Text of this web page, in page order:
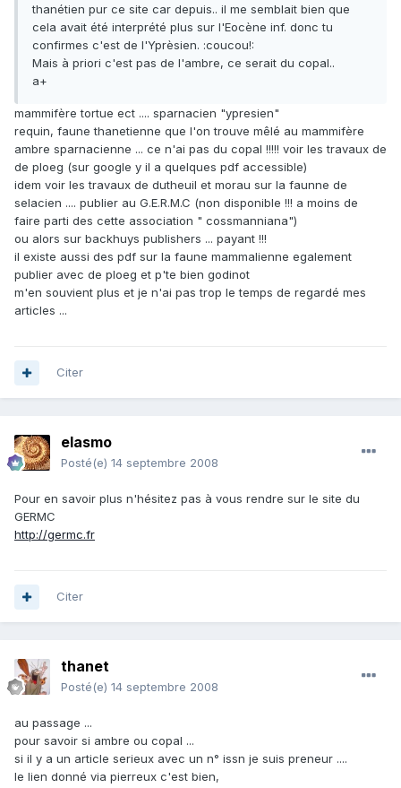
thanétien pur ce site car depuis.. il me semblait bien que
cela avait été interprété plus sur l'Eocène inf. donc tu
confirmes c'est de l'Yprèsien. :coucou!:
Mais à priori c'est pas de l'ambre, ce serait du copal..
a+
mammifère tortue ect .... sparnacien "ypresien"
requin, faune thanetienne que l'on trouve mêlé au mammifère
ambre sparnacienne ... ce n'ai pas du copal !!!!! voir les travaux de
de ploeg (sur google y il a quelques pdf accessible)
idem voir les travaux de dutheuil et morau sur la faunne de
selacien .... publier au G.E.R.M.C (non disponible !!! a moins de
faire parti des cette association " cossmanniana")
ou alors sur backhuys publishers ... payant !!!
il existe aussi des pdf sur la faune mammalienne egalement
publier avec de ploeg et p'te bien godinot
m'en souvient plus et je n'ai pas trop le temps de regardé mes
articles ...
Citer
elasmo
Posté(e) 14 septembre 2008
Pour en savoir plus n'hésitez pas à vous rendre sur le site du
GERMC
http://germc.fr
Citer
thanet
Posté(e) 14 septembre 2008
au passage ...
pour savoir si ambre ou copal ...
si il y a un article serieux avec un n° issn je suis preneur ....
le lien donné via pierreux c'est bien,